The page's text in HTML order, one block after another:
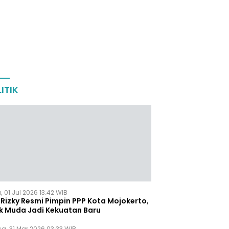
01 Jul 2026 13:42 WIB
Resmi Pimpin PPP Kota Mojokerto,
Muda Jadi Kekuatan Baru